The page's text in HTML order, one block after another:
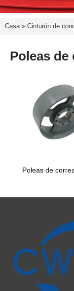
Casa» Cinturón de
Poleas de
Poleas de